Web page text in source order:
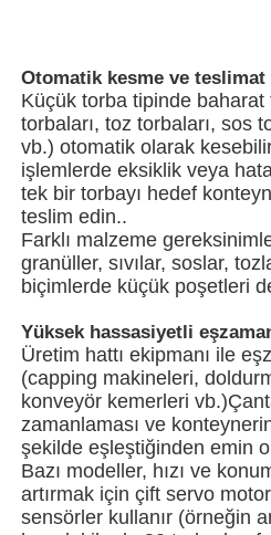
örgü çanta paketleme
dikey paketleme makinesi
yatay paketleme makinesi
Çok başlı ağırlıklı
Toz Paketleme Makinası
Diğer makine
Otomatik kesme ve teslimat
Küçük torba tipinde baharat
torbaları, toz torbaları, sos
vb.) otomatik olarak
işlemlerde eksiklik veya
tek bir torbayı hedef
teslim edin..
Farklı malzeme
granüller, sıvılar, soslar,
biçimlerde küçük poşetleri
Yüksek hassasiyetli
Üretim hattı ekipmanı ile
(capping makineleri,
konveyör kemerleri
zamanlaması ve
şekilde eşleştiğinden emin
Bazı modeller, hızı ve
artırmak için çift servo
sensörler kullanır (örneğin